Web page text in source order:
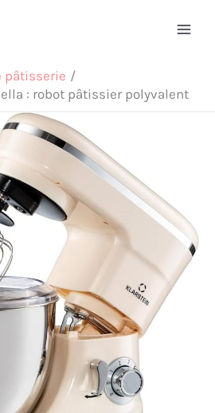
pâtisserie
: robot pâtissier polyvalent